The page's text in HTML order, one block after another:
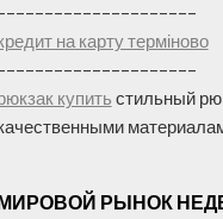
на карту терміново
купить стильный
РЫНОК